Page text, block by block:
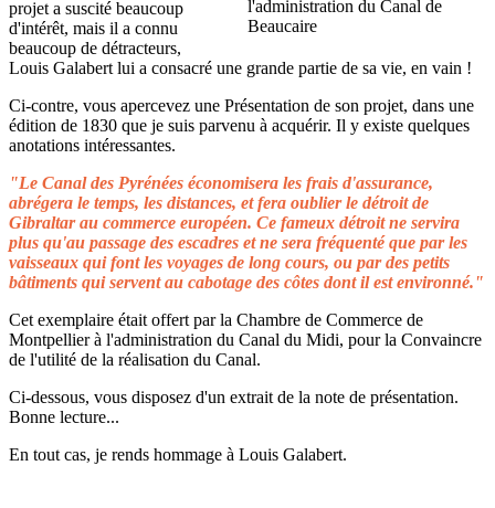
projet a suscité beaucoup
d'intérêt, mais il a connu
beaucoup de détracteurs,
Louis Galabert lui a consacré une grande partie de sa vie, en vain !
Ci-contre, vous apercevez une Présentation de son projet, dans une
édition de 1830 que je suis parvenu à acquérir. Il y existe quelques
anotations intéressantes.
"Le Canal des Pyrénées économisera les frais d'assurance,
abrégera le temps, les distances, et fera oublier le détroit de
Gibraltar au commerce européen. Ce fameux détroit ne servira
plus qu'au passage des escadres et ne sera fréquenté que par les
vaisseaux qui font les voyages de long cours, ou par des petits
bâtiments qui servent au cabotage des côtes dont il est environné."
Cet exemplaire était offert par la Chambre de Commerce de
Montpellier à l'administration du Canal du Midi, pour la Convaincre
de l'utilité de la réalisation du Canal.
Ci-dessous, vous disposez d'un extrait de la note de présentation.
Bonne lecture...
En tout cas, je rends hommage à Louis Galabert.